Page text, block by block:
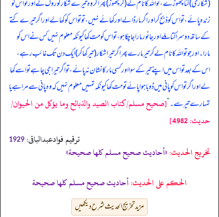
(شکاری) کتا چھوڑے، تو اللہ کا نام لے (کر چھوڑ) پھر اگر وہ تیرے شکار کو روک لے اور تو اس کو
زندہ پائے، تو اس کو ذبح کر اور اگر مار ڈالے اور کھائے نہیں، تو تو اس کو کھا لے اور اگر تیرے کتے
کے ساتھ دوسرا کتا ملے اور جانور مارا جا چکا ہو، تو اس کو مت کھا کیونکہ معلوم نہیں کس نے اس کو
مارا۔ اور جو تو اللہ کا نام لے کر تیر مارے پھر اگر تیرا شکار (تیر کھا کر) ایک دن تک غائب رہے،
اس کے بعد تو اس میں اپنے تیر کے سوا اور کسی مار کا نشان نہ پائے، تو اگر تیرا جی چاہے تو اسے کھا
لے اور اگر تو اس کو پانی میں ڈوبا ہوا پائے تو مت کھا کیونکہ تمہیں معلوم نہیں کہ وہ پانی سے مرا ہے یا
تمہارے تیر سے۔“[صحيح مسلم/كتاب الصيد والذبائح وما يؤكل من الحيوان/
حدیث: 4982]
ترقیم فوادعبدالباقی: 1929
تخریج الحدیث:«أحاديث صحيح مسلم كلها صحيحة»
الحكم على الحديث:أحاديث صحيح مسلم كلها صحيحة
مزید تخریج الحدیث شرح دیکھیں